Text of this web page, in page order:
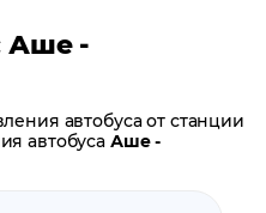
Аше -
автобуса от станции
автобусаАше -